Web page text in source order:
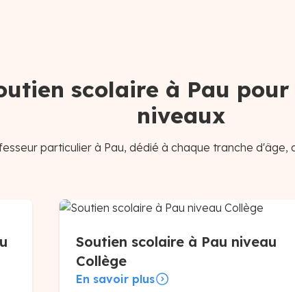
scolaire à Pau
niveaux
particulier à Pau, dédié à chaque tranche d'âge,
Soutien scolaire à Pau niveau
Collège
En savoir plus